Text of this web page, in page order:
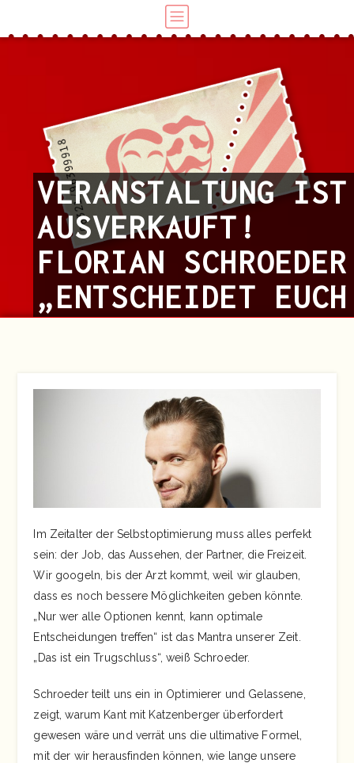
VERANSTALTUNG IST
AUSVERKAUFT!
FLORIAN SCHROEDER
„ENTSCHEIDET
Im Zeitalter der Selbstoptimierung muss alles perfekt
sein: der Job, das Aussehen, der Partner, die Freizeit.
Wir googeln, bis der Arzt kommt, weil wir glauben,
dass es noch bessere Möglichkeiten geben könnte.
„Nur wer alle Optionen kennt, kann optimale
Entscheidungen treffen“ ist das Mantra unserer Zeit.
„Das ist ein Trugschluss“, weiß Schroeder.
Schroeder teilt uns ein in Optimierer und Gelassene,
zeigt, warum Kant mit Katzenberger überfordert
gewesen wäre und verrät uns die ultimative Formel,
mit der wir herausfinden können, wie lange unsere